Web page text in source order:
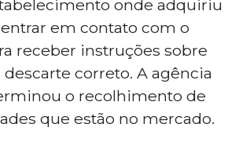
onde adquiriu
em contato com o
receber instruções sobre
correto. A agência
o recolhimento de
que estão no mercado.